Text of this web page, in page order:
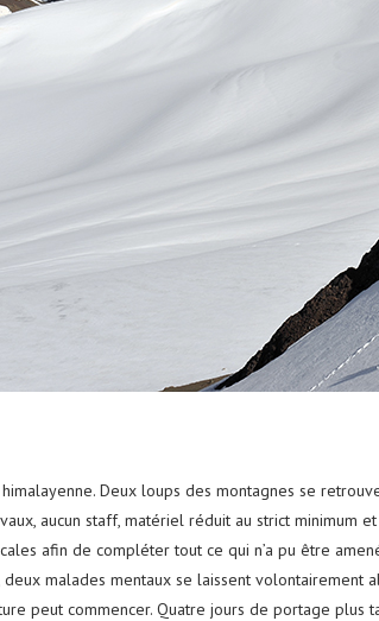
Deux loups des montagnes se
aucun staff, matériel réduit au strict minimum et
afin de compléter tout ce qui n’a pu être
malades mentaux se laissent volontairement
peut commencer. Quatre jours de portage